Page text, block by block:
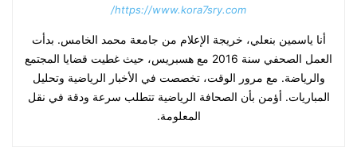
https://www.kora7sry.com/
أنا ياسمين بنعلي، خريجة الإعلام من جامعة محمد الخامس. بدأت
العمل الصحفي سنة 2016 مع هسبريس، حيث غطيت قضايا المجتمع
والرياضة. مع مرور الوقت، تخصصت في الأخبار الرياضية وتحليل
المباريات. أؤمن بأن الصحافة الرياضية تتطلب سرعة ودقة في نقل
المعلومة.